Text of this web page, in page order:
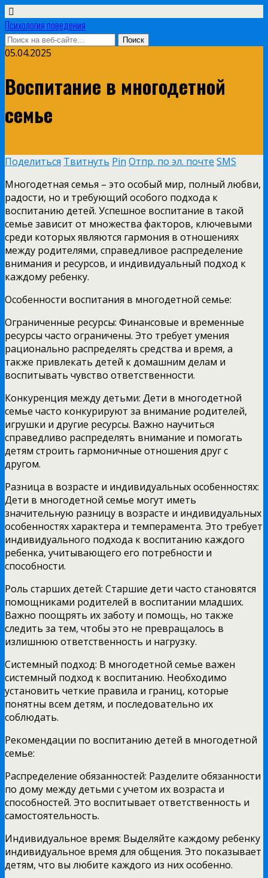
Психология поведения
05.04.2025
Воспитание в многодетной
семье
Поделиться Твитнуть Pin Отпр. по эл. почте SMS
Многодетная семья – это особый мир, полный любви,
радости, но и требующий особого подхода к
воспитанию детей. Успешное воспитание в такой
семье зависит от множества факторов, ключевыми
среди которых являются гармония в отношениях
между родителями, справедливое распределение
внимания и ресурсов, и индивидуальный подход к
каждому ребенку.
Особенности воспитания в многодетной семье:
Ограниченные ресурсы: Финансовые и временные
ресурсы часто ограничены. Это требует умения
рационально распределять средства и время, а
также привлекать детей к домашним делам и
воспитывать чувство ответственности.
Конкуренция между детьми: Дети в многодетной
семье часто конкурируют за внимание родителей,
игрушки и другие ресурсы. Важно научиться
справедливо распределять внимание и помогать
детям строить гармоничные отношения друг с
другом.
Разница в возрасте и индивидуальных особенностях:
Дети в многодетной семье могут иметь
значительную разницу в возрасте и индивидуальных
особенностях характера и темперамента. Это требует
индивидуального подхода к воспитанию каждого
ребенка, учитывающего его потребности и
способности.
Роль старших детей: Старшие дети часто становятся
помощниками родителей в воспитании младших.
Важно поощрять их заботу и помощь, но также
следить за тем, чтобы это не превращалось в
излишнюю ответственность и нагрузку.
Системный подход: В многодетной семье важен
системный подход к воспитанию. Необходимо
установить четкие правила и границ, которые
понятны всем детям, и последовательно их
соблюдать.
Рекомендации по воспитанию детей в многодетной
семье:
Распределение обязанностей: Разделите обязанности
по дому между детьми с учетом их возраста и
способностей. Это воспитывает ответственность и
самостоятельность.
Индивидуальное время: Выделяйте каждому ребенку
индивидуальное время для общения. Это показывает
детям, что вы любите каждого из них особенно.